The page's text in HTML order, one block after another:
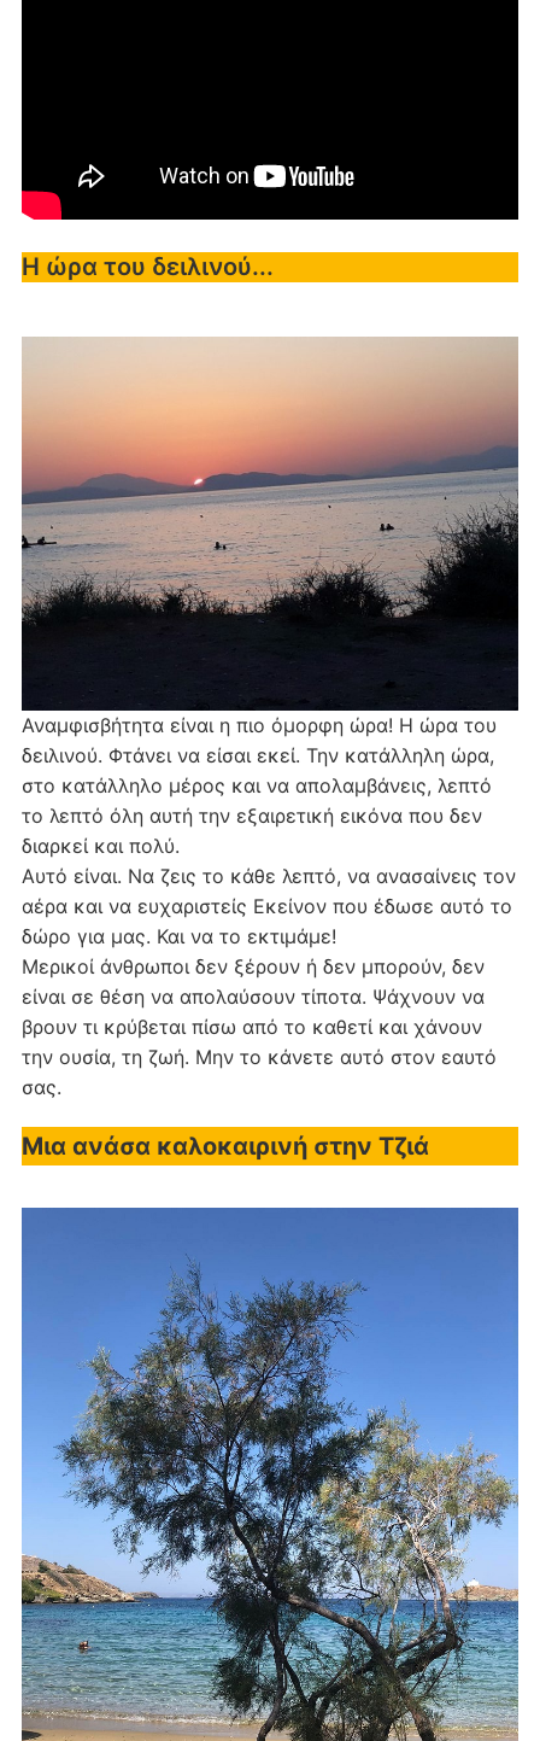
Η ώρα του δειλινού...
Αναμφισβήτητα είναι η πιο όμορφη ώρα! Η ώρα του
δειλινού. Φτάνει να είσαι εκεί. Την κατάλληλη ώρα,
στο κατάλληλο μέρος και να απολαμβάνεις, λεπτό
το λεπτό όλη αυτή την εξαιρετική εικόνα που δεν
διαρκεί και πολύ.
Αυτό είναι. Να ζεις το κάθε λεπτό, να ανασαίνεις τον
αέρα και να ευχαριστείς Εκείνον που έδωσε αυτό το
δώρο για μας. Και να το εκτιμάμε!
Μερικοί άνθρωποι δεν ξέρουν ή δεν μπορούν, δεν
είναι σε θέση να απολαύσουν τίποτα. Ψάχνουν να
βρουν τι κρύβεται πίσω από το καθετί και χάνουν
την ουσία, τη ζωή. Μην το κάνετε αυτό στον εαυτό
σας.
Μια ανάσα καλοκαιρινή στην Τζιά